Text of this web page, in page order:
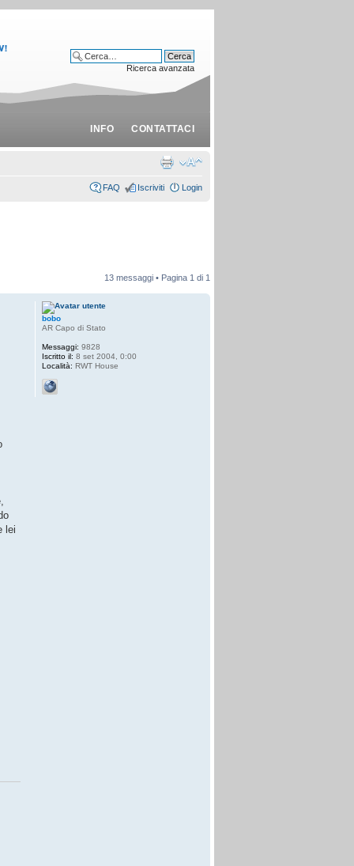
INFO CONTATTACI
Ricerca avanzata
FAQ Iscriviti Login
13 messaggi • Pagina 1 di 1
lei
bobo
AR Capo di Stato
Messaggi: 9828
Iscritto il: 8 set 2004, 0:00
Località: RWT House